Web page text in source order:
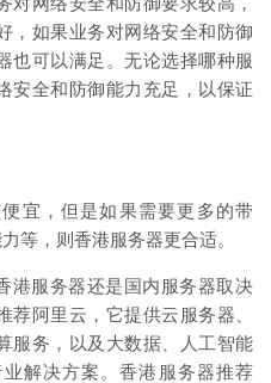
，如果业务对网络安全和防御
也可以满足。无论选择哪种服
安全和防御能力充足，以保证
宜，但是如果需要更多的带
等，则香港服务器更合适。
港服务器还是国内服务器取决
阿里云，它提供云服务器、
服务，以及大数据、人工智能
解决方案。香港服务器推荐